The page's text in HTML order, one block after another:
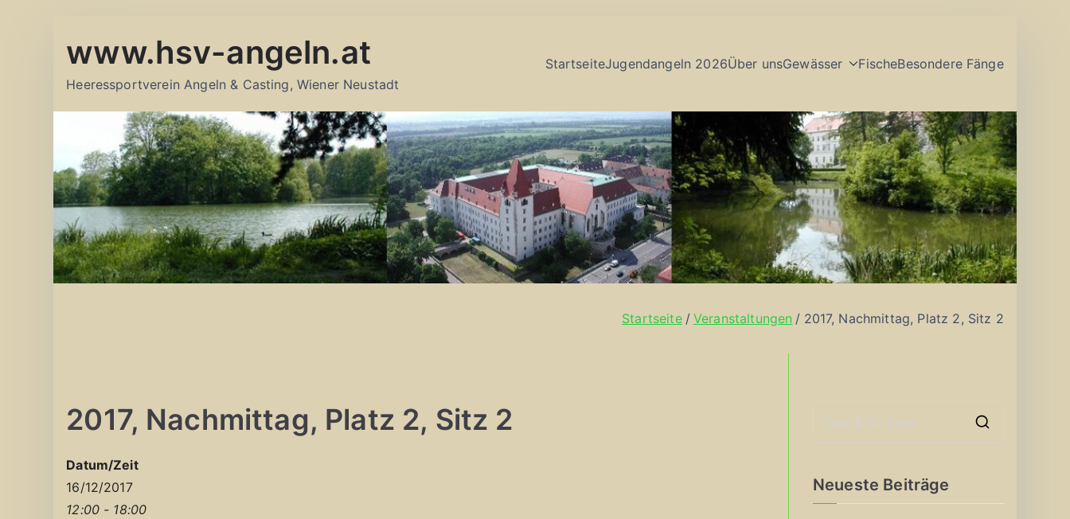
Inhalt
www.hsv-angeln.at
Heeressportverein Angeln & Casting, Wiener Neustadt
StartseiteJugendangeln 2026Über unsGewässer FischeBesondere Fänge
Startseite Veranstaltungen 2017, Nachmittag, Platz 2, Sitz 2
2017, Nachmittag, Platz 2, Sitz 2
Datum/Zeit
16/12/2017
12:00 - 18:00
Neueste Beiträge